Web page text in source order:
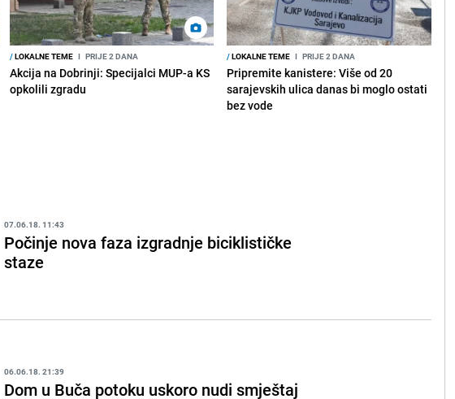
/LOKALNE TEME I PRIJE 2 DANA
Akcija na Dobrinji: Specijalci MUP-a KS
opkolili zgradu
/LOKALNE TEME I PRIJE 2 DANA
Pripremite kanistere: Više od 20
sarajevskih ulica danas bi moglo ostati
bez vode
07.06.18. 11:43
Počinje nova faza izgradnje biciklističke
staze
06.06.18. 21:39
Dom u Buča potoku uskoro nudi smještaj